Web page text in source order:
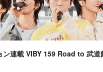
ン連載 VIBY 159 Road to 武道